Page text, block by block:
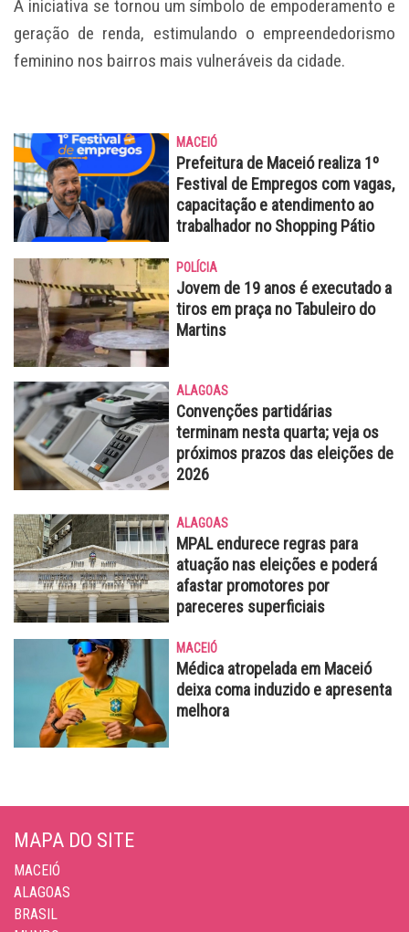
A iniciativa se tornou um símbolo de empoderamento e
geração de renda, estimulando o empreendedorismo
feminino nos bairros mais vulneráveis da cidade.
MACEIÓ
Prefeitura de Maceió realiza 1º
Festival de Empregos com vagas,
capacitação e atendimento ao
trabalhador no Shopping Pátio
POLÍCIA
Jovem de 19 anos é executado a
tiros em praça no Tabuleiro do
Martins
ALAGOAS
Convenções partidárias
terminam nesta quarta; veja os
próximos prazos das eleições de
2026
ALAGOAS
MPAL endurece regras para
atuação nas eleições e poderá
afastar promotores por
pareceres superficiais
MACEIÓ
Médica atropelada em Maceió
deixa coma induzido e apresenta
melhora
MAPA DO SITE
MACEIÓ
ALAGOAS
BRASIL